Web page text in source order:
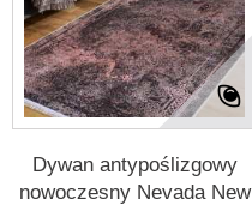
Dywan antypoślizgowy
nowoczesny Nevada New